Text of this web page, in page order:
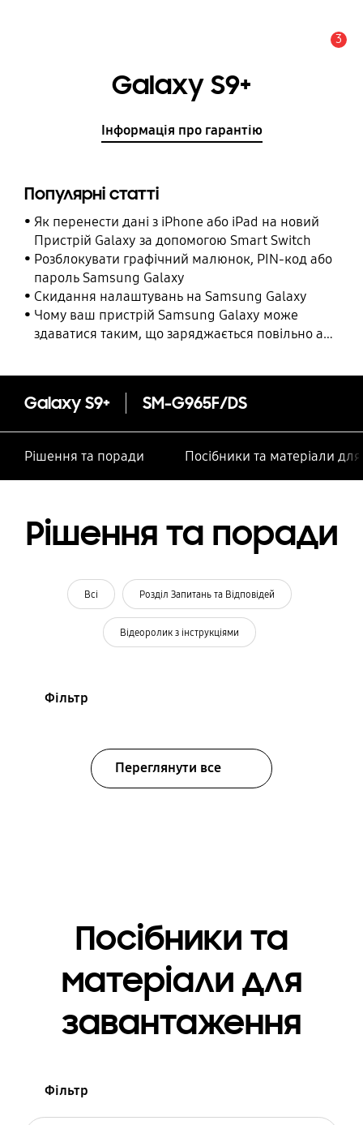
3
Galaxy S9+
Інформація про гарантію
Популярні статті
Як перенести дані з iPhone або iPad на новий
Пристрій Galaxy за допомогою Smart Switch
Розблокувати графічний малюнок, PIN-код або
пароль Samsung Galaxy
Cкидання налаштувань на Samsung Galaxy
Чому ваш пристрій Samsung Galaxy може
здаватися таким, що заряджається повільно або
Galaxy S9+ SM-G965F/DS
Рішення та поради Посібники та матеріали
Рішення та поради
Всі Розділ Запитань та Відповідей
Відеоролик з інструкціями
Фільтр
Переглянути все
Посібники та
матеріали для
завантаження
Фільтр